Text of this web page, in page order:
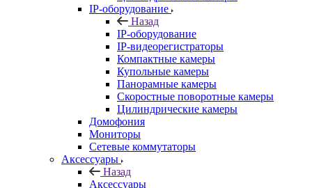
IP-оборудование
Назад
IP-оборудование
IP-видеорегистраторы
Компактные камеры
Купольные камеры
Панорамные камеры
Скоростные поворотные камеры
Цилиндрические камеры
Домофония
Мониторы
Сетевые коммутаторы
Аксессуары
Назад
Аксессуары